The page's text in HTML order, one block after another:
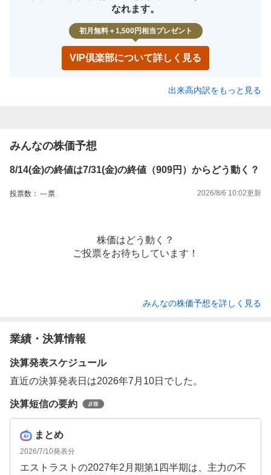
なれます。
初月無料＋1,500円相当プレゼント
VIP倶楽部について詳しく見る
出来高内訳をもっと見る
みんなの株価予想
8/14(金)の終値は7/31(金)の終値（909円）からどう動く？
投票数： ---票 2026/8/6 10:02更新
株価はどう動く？
ご投票をお待ちしています！
みんなの株価予想を詳しく見る
業績・決算情報
決算発表スケジュール
直近の決算発表日は2026年7月10日でした。
決算短信の要約
まとめ
2026/7/10発表分
エストラストの2027年2月期第1四半期は、主力の不